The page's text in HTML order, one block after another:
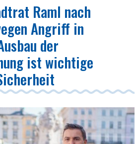
Raml nach
Angriff in
der
ist wichtige